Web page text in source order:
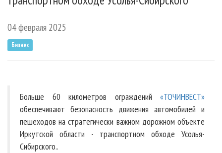
04 февраля 2025
Бизнес
Больше 60 километров ограждений «ТОЧИНВЕСТ»
обеспечивают безопасность движения автомобилей и
пешеходов на стратегически важном дорожном объекте
Иркутской области - транспортном обходе Усолья-
Сибирского..